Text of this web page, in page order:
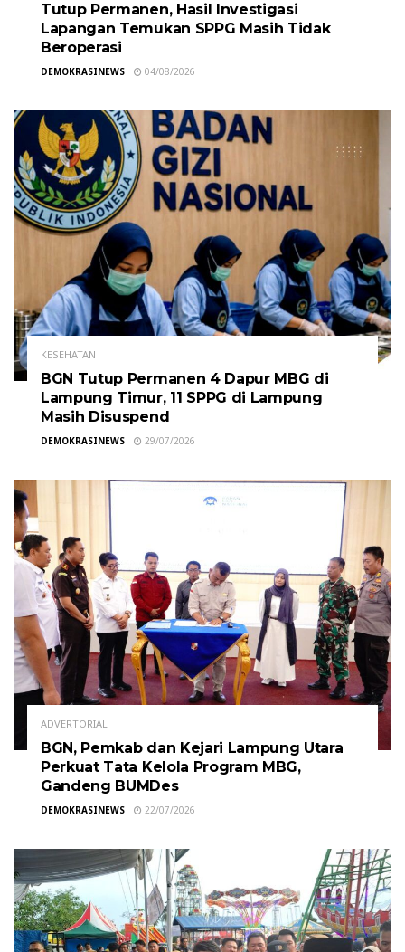
Tutup Permanen, Hasil Investigasi
Lapangan Temukan SPPG Masih Tidak
Beroperasi
DEMOKRASINEWS 04/08/2026
KESEHATAN
BGN Tutup Permanen 4 Dapur MBG di
Lampung Timur, 11 SPPG di Lampung
Masih Disuspend
DEMOKRASINEWS 29/07/2026
ADVERTORIAL
BGN, Pemkab dan Kejari Lampung Utara
Perkuat Tata Kelola Program MBG,
Gandeng BUMDes
DEMOKRASINEWS 22/07/2026